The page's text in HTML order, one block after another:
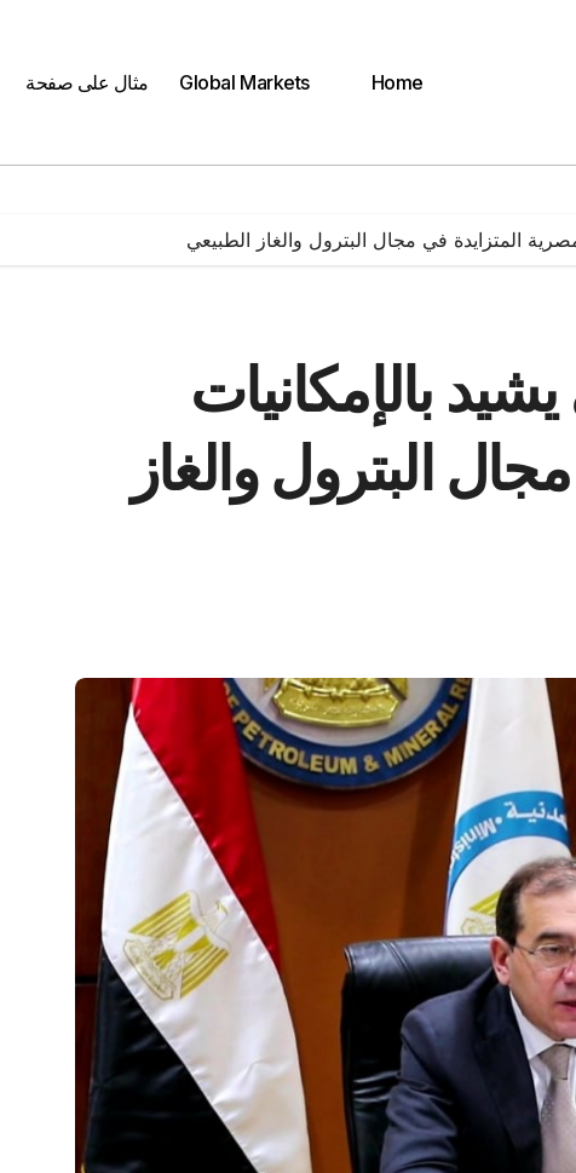
Home
Global Markets مثال على صفحة
المتزايدة في مجال البترول والغاز الطبيعي
بالإمكانيات
البترول والغاز